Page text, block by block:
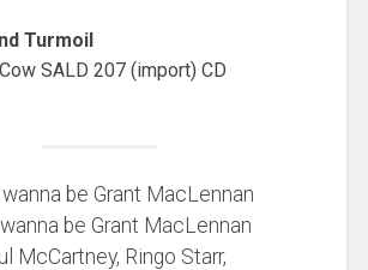
Turmoil
SALD 207 (import) CD
wanna be Grant MacLennan
wanna be Grant MacLennan
McCartney, Ringo Starr,